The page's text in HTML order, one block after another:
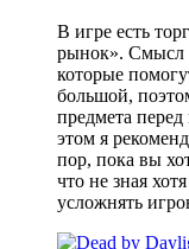
В игре есть
рынок». Смысл
которые
большой,
предмета
этом я
пор, пока вы
что не зная
усложнять